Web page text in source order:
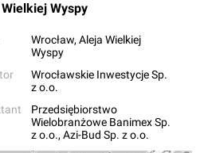
Wyspy
Wrocław, Aleja Wielkiej
Wyspy
Wrocławskie Inwestycje Sp.
z o.o.
Przedsiębiorstwo
Wielobranżowe Banimex Sp.
z o.o., Azi-Bud Sp. z o.o.